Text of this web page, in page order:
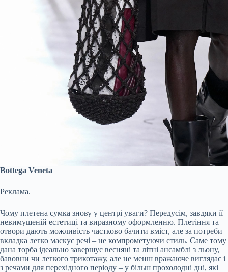
Bottega Veneta
Реклама.
Чому плетена сумка знову у центрі уваги? Передусім, завдяки її
невимушеній естетиці та виразному оформленню. Плетіння та
отвори дають можливість частково бачити вміст, але за потреби
вкладка легко маскує речі – не компрометуючи стиль. Саме тому
дана торба ідеально завершує весняні та літні ансамблі з льону,
бавовни чи легкого трикотажу, але не менш вражаюче виглядає і
з речами для перехідного періоду – у більш прохолодні дні, які